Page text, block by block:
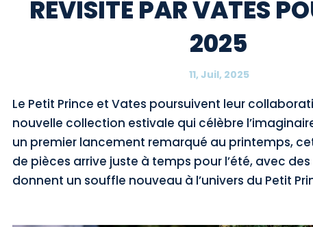
REVISITÉ PAR VATES
2025
11, Juil, 2025
Le Petit Prince et Vates poursuivent leur
nouvelle collection estivale qui célèbre
un premier lancement remarqué au printemps,
de pièces arrive juste à temps pour l’été, avec
donnent un souffle nouveau à l’univers du Petit